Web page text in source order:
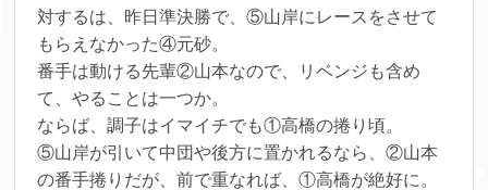
対するは、昨日準決勝で、⑤山岸にレースをさせて
もらえなかった④元砂。
番手は動ける先輩②山本なので、リベンジも含め
て、やることは一つか。
ならば、調子はイマイチでも①高橋の捲り頃。
⑤山岸が引いて中団や後方に置かれるなら、②山本
の番手捲りだが、前で重なれば、①高橋が絶好に。